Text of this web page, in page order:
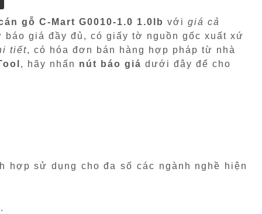
gỗ C-Mart G0010-1.0 1.0lb vớigiá cả
báo giá đầy đủ, có giấy tờ nguồn gốc xuất xứ
tiết, có hóa đơn bán hàng hợp pháp từ nhà
, hãy nhấn nút báo giá dưới đây để cho
hợp sử dụng cho đa số các ngành nghề hiện